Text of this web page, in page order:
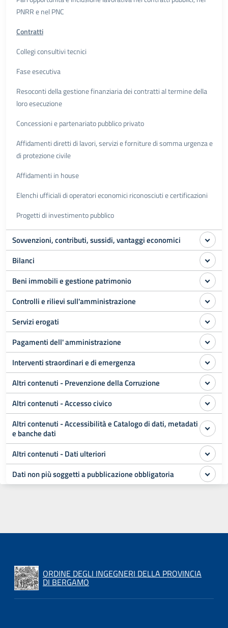
PNRR e nel PNC
Contratti
Collegi consultivi tecnici
Fase esecutiva
Resoconti della gestione finanziaria dei contratti al termine della
loro esecuzione
Concessioni e partenariato pubblico privato
Affidamenti diretti di lavori, servizi e forniture di somma urgenza e
di protezione civile
Affidamenti in house
Elenchi ufficiali di operatori economici riconosciuti e certificazioni
Progetti di investimento pubblico
Sovvenzioni, contributi, sussidi, vantaggi economici
Bilanci
Beni immobili e gestione patrimonio
Controlli e rilievi sull'amministrazione
Servizi erogati
Pagamenti dell' amministrazione
Interventi straordinari e di emergenza
Altri contenuti - Prevenzione della Corruzione
Altri contenuti - Accesso civico
Altri contenuti - Accessibilità e Catalogo di dati, metadati
e banche dati
Altri contenuti - Dati ulteriori
Dati non più soggetti a pubblicazione obbligatoria
ORDINE DEGLI INGEGNERI DELLA PROVINCIA
DI BERGAMO